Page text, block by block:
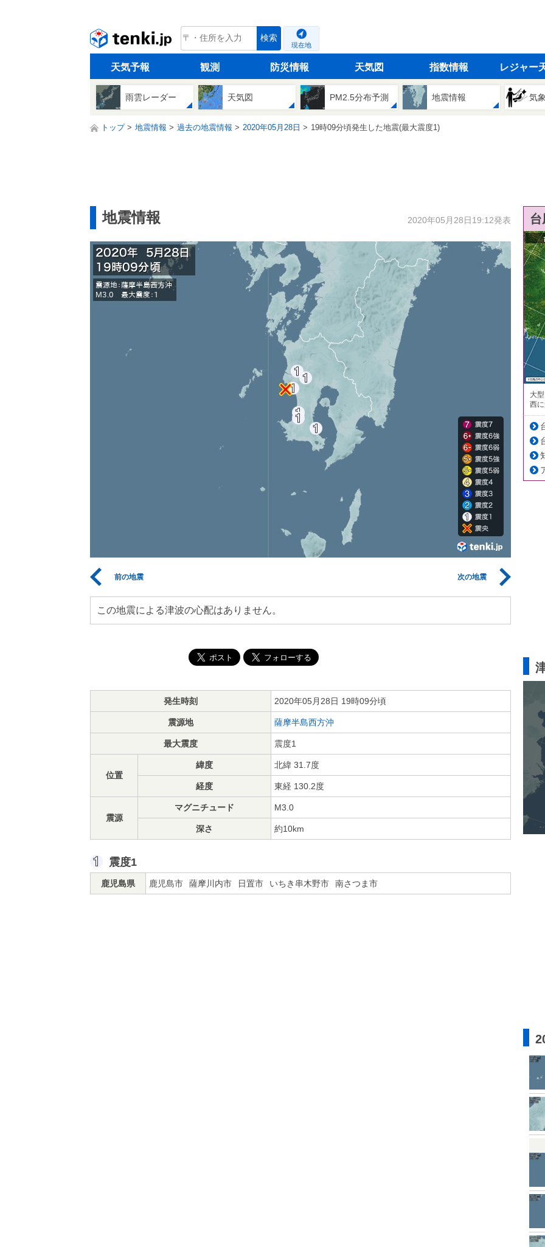
tenki.jp 検索
現在地
天気予報 観測 防災情報 天気図 指数情報 レジャー
雨雲レーダー 天気図 PM2.5分布予測 地震情報 気
トップ 地震情報 過去の地震情報 2020年05月28日 19時09分頃発生した地震(最大震度1)
地震情報 2020年05月28日19:12発表
前の地震 次の地震
この地震による津波の心配はありません。
発生時刻 2020年05月28日 19時09分頃
震源地 薩摩半島西方沖
最大震度 震度1
位置
緯度 北緯 31.7度
経度 東経 130.2度
震源
マグニチュード M3.0
深さ 約10km
震度1
鹿児島県 鹿児島市 薩摩川内市 日置市 いちき串木野市 南さつま市
大
西